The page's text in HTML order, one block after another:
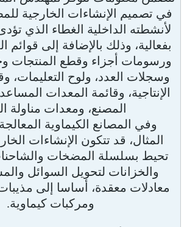
في تصميم الإنشاءات الخارجية
لأنشطته الداخلية الغطاء الذي
بفعالية، وذلك بالإضافة إلى قوائم
ورسومات أجزاء وقطع المنتجات
وسجلات العدد، ولوح التعليمات،
الإنتاجية، وقائمة المعدات
المصنع، ومعدات مناولة
وفي المصانع الكيماوية
المثال، قد تتكون الإنشاءات
تحيط بسلسلة المضخات
والخزانات لتحويل السوائل
معادلات معقدة، أساسا إلى
ومركبات كيماوية.